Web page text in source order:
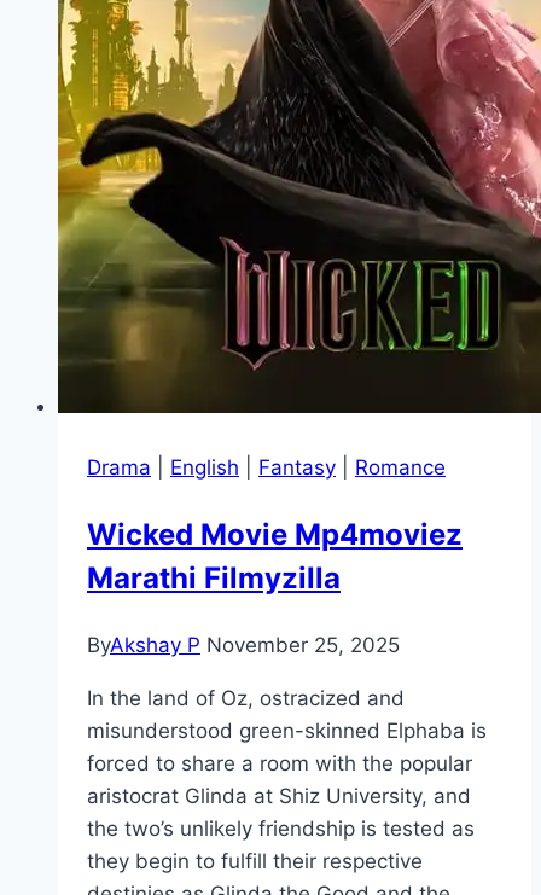
Drama English Fantasy Romance
Wicked Movie Mp4moviez
Marathi Filmyzilla
ByAkshay P November 25, 2025
In the land of Oz, ostracized and
misunderstood green-skinned Elphaba is
forced to share a room with the popular
aristocrat Glinda at Shiz University, and
the two’s unlikely friendship is tested as
they begin to fulfill their respective